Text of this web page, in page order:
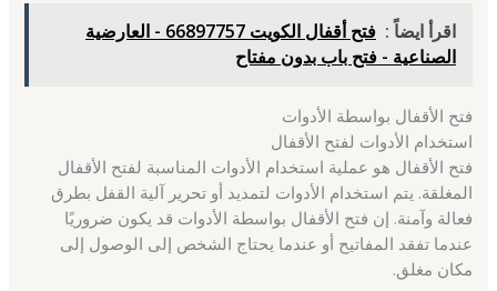
اقرأ ايضاً :
فتح أقفال الكويت 66897757 - العارضية
الصناعية - فتح باب بدون مفتاح
فتح الأقفال بواسطة الأدوات
استخدام الأدوات لفتح الأقفال
فتح الأقفال هو عملية استخدام الأدوات المناسبة لفتح الأقفال
المغلقة. يتم استخدام الأدوات لتمديد أو تحرير آلية القفل بطرق
فعالة وآمنة. إن فتح الأقفال بواسطة الأدوات قد يكون ضروريًا
عندما تفقد المفاتيح أو عندما يحتاج الشخص إلى الوصول إلى
مكان مغلق.